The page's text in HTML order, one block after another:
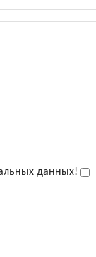
данных!